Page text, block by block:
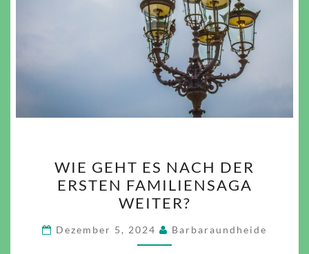
GEHT
ES
NACH
DER
ERSTEN
WIE GEHT ES NACH DER
ERSTEN FAMILIENSAGA
WEITER?
Dezember 5, 2024 Barbaraundheide